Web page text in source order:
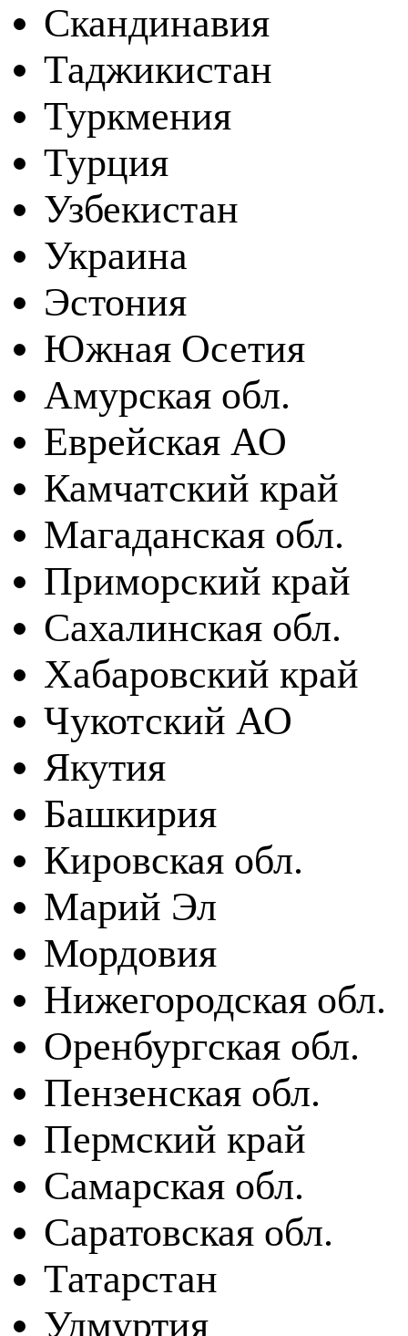
Скандинавия
Таджикистан
Туркмения
Турция
Узбекистан
Украина
Эстония
Южная Осетия
Амурская обл.
Еврейская АО
Камчатский край
Магаданская обл.
Приморский край
Сахалинская обл.
Хабаровский край
Чукотский АО
Якутия
Башкирия
Кировская обл.
Марий Эл
Мордовия
Нижегородская обл.
Оренбургская обл.
Пензенская обл.
Пермский край
Самарская обл.
Саратовская обл.
Татарстан
Удмуртия